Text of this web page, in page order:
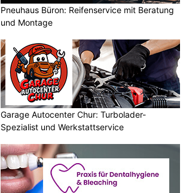
Pneuhaus Büron: Reifenservice mit Beratung
und Montage
Garage Autocenter Chur: Turbolader-
Spezialist und Werkstattservice